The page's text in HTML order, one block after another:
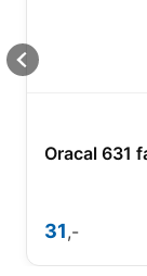
Oracal 631
31,-